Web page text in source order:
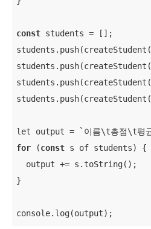
const students = [];
students.push(createStudent(
students.push(createStudent(
students.push(createStudent(
students.push(createStudent(
for (const s of students) {
  output += s.toString();
}
console.log(output);